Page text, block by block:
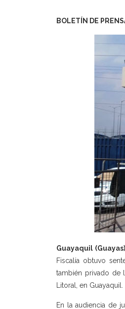
BOLETÍN DE
Guayaquil
Fiscalía obtuvo
también privado de
Litoral, en Guayaquil.
En la audiencia de